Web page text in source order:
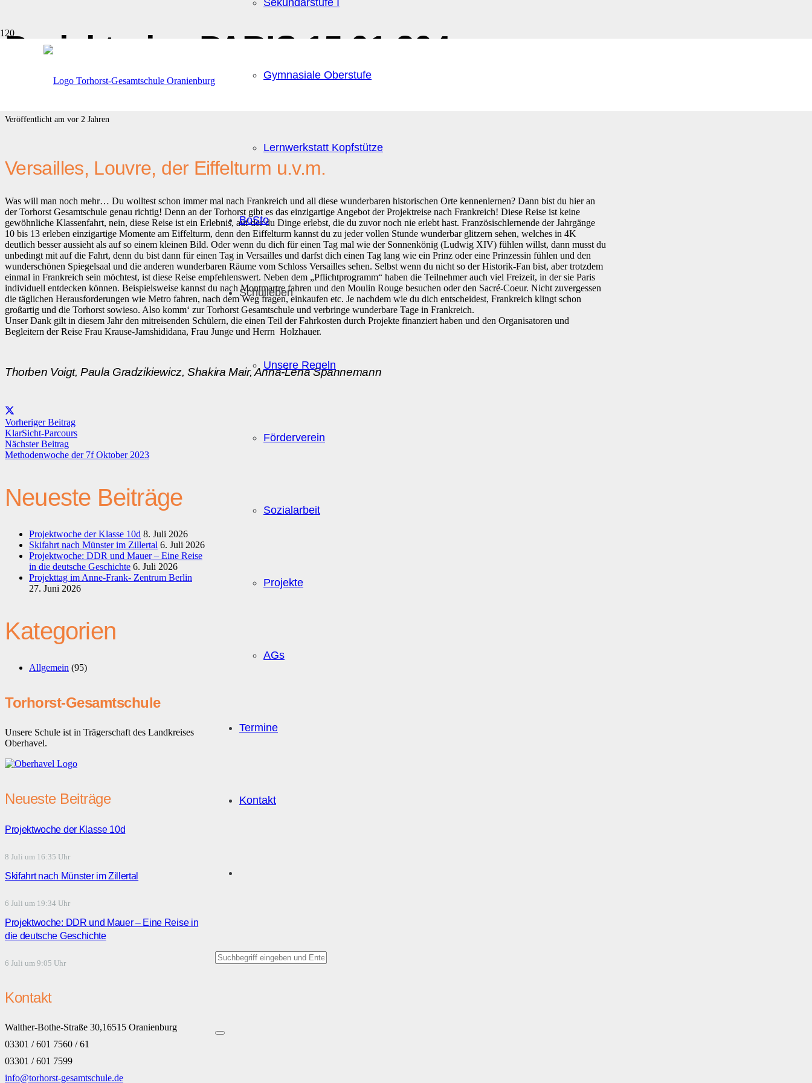
Sekundarstufe I
Gymnasiale Oberstufe
Lernwerkstatt Kopfstütze
BoSto
Schulleben
Unsere Regeln
Förderverein
Sozialarbeit
Projekte
AGs
Termine
Kontakt
Projektreise PARIS 15.01.204 –
20.01.2024
Veröffentlicht am vor 2 Jahren
Versailles, Louvre, der Eiffelturm u.v.m.
Was will man noch mehr… Du wolltest schon immer mal nach Frankreich und all diese wunderbaren historischen Orte kennenlernen? Dann bist du hier an
der Torhorst Gesamtschule genau richtig! Denn an der Torhorst gibt es das einzigartige Angebot der Projektreise nach Frankreich! Diese Reise ist keine
gewöhnliche Klassenfahrt, nein, diese Reise ist ein Erlebnis, auf der du Dinge erlebst, die du zuvor noch nie erlebt hast. Französischlernende der Jahrgänge
10 bis 13 erleben einzigartige Momente am Eiffelturm, denn den Eiffelturm kannst du zu jeder vollen Stunde wunderbar glitzern sehen, welches in 4K
deutlich besser aussieht als auf so einem kleinen Bild. Oder wenn du dich für einen Tag mal wie der Sonnenkönig (Ludwig XIV) fühlen willst, dann musst du
unbedingt mit auf die Fahrt, denn du bist dann für einen Tag in Versailles und darfst dich einen Tag lang wie ein Prinz oder eine Prinzessin fühlen und den
wunderschönen Spiegelsaal und die anderen wunderbaren Räume vom Schloss Versailles sehen. Selbst wenn du nicht so der Historik-Fan bist, aber trotzdem
einmal in Frankreich sein möchtest, ist diese Reise empfehlenswert. Neben dem „Pflichtprogramm“ haben die Teilnehmer auch viel Freizeit, in der sie Paris
individuell entdecken können. Beispielsweise kannst du nach Montmartre fahren und den Moulin Rouge besuchen oder den Sacré-Coeur. Nicht zuvergessen
die täglichen Herausforderungen wie Metro fahren, nach dem Weg fragen, einkaufen etc. Je nachdem wie du dich entscheidest, Frankreich klingt schon
großartig und die Torhorst sowieso. Also komm‘ zur Torhorst Gesamtschule und verbringe wunderbare Tage in Frankreich.
Unser Dank gilt in diesem Jahr den mitreisenden Schülern, die einen Teil der Fahrkosten durch Projekte finanziert haben und den Organisatoren und
Begleitern der Reise Frau Krause-Jamshididana, Frau Junge und Herrn Holzhauer.
Thorben Voigt, Paula Gradzikiewicz, Shakira Mair, Anna-Lena Spannemann
Vorheriger Beitrag
KlarSicht-Parcours
Nächster Beitrag
Methodenwoche der 7f Oktober 2023
Neueste Beiträge
Projektwoche der Klasse 10d 8. Juli 2026
Skifahrt nach Münster im Zillertal 6. Juli 2026
Projektwoche: DDR und Mauer – Eine Reise
in die deutsche Geschichte 6. Juli 2026
Projekttag im Anne-Frank- Zentrum Berlin
27. Juni 2026
Kategorien
Allgemein (95)
Torhorst-Gesamtschule
Unsere Schule ist in Trägerschaft des Landkreises
Oberhavel.
Neueste Beiträge
Projektwoche der Klasse 10d
8 Juli um 16:35 Uhr
Skifahrt nach Münster im Zillertal
6 Juli um 19:34 Uhr
Projektwoche: DDR und Mauer – Eine Reise in
die deutsche Geschichte
6 Juli um 9:05 Uhr
Kontakt
Walther-Bothe-Straße 30,16515 Oranienburg
03301 / 601 7560 / 61
03301 / 601 7599
info@torhorst-gesamtschule.de